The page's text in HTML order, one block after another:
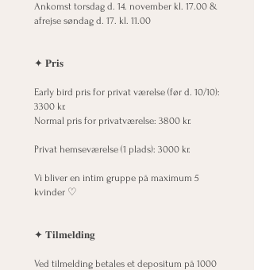
Ankomst torsdag d. 14. november kl. 17.00 &
afrejse søndag d. 17. kl. 11.00
✦ 𝐏𝐫𝐢𝐬
Early bird pris for privat værelse (før d. 10/10):
3300 kr.
Normal pris for privatværelse: 3800 kr.
Privat hemseværelse (1 plads): 3000 kr.
Vi bliver en intim gruppe på maximum 5
kvinder ♡
✦ 𝐓𝐢𝐥𝐦𝐞𝐥𝐝𝐢𝐧𝐠
Ved tilmelding betales et depositum på 1000